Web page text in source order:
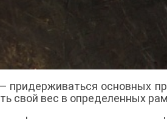
придерживаться основных
свой вес в определенных